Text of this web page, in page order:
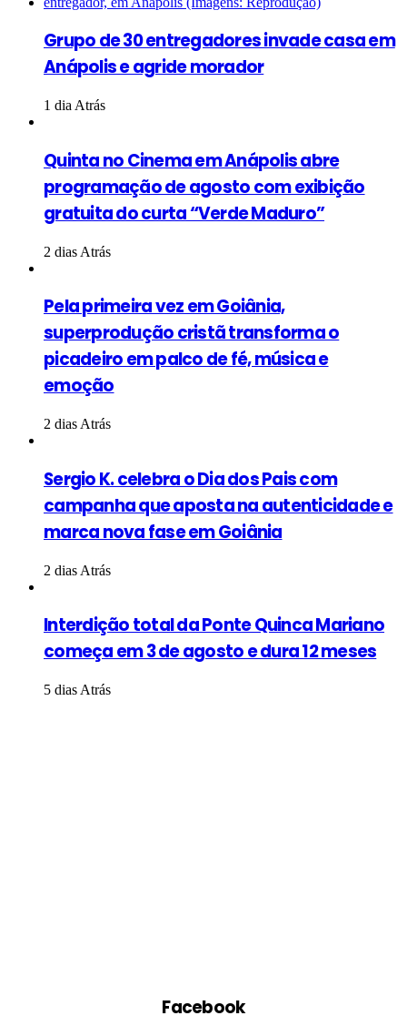
Grupo de 30 entregadores invade casa em
Anápolis e agride morador
1 dia Atrás
Quinta no Cinema em Anápolis abre
programação de agosto com exibição
gratuita do curta “Verde Maduro”
2 dias Atrás
Pela primeira vez em Goiânia,
superprodução cristã transforma o
picadeiro em palco de fé, música e
emoção
2 dias Atrás
Sergio K. celebra o Dia dos Pais com
campanha que aposta na autenticidade e
marca nova fase em Goiânia
2 dias Atrás
Interdição total da Ponte Quinca Mariano
começa em 3 de agosto e dura 12 meses
5 dias Atrás
Facebook